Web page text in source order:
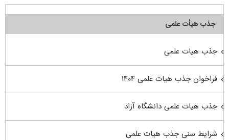
جذب هیأت علمی
جذب هیات علمی
فراخوان جذب هیات علمی ۱۴۰۴
جذب هیات علمی دانشگاه آزاد
شرایط سنی جذب هیات علمی